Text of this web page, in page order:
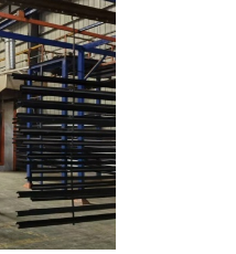
αλουμινίου
αλουμίνιο
από αλουμίνιο